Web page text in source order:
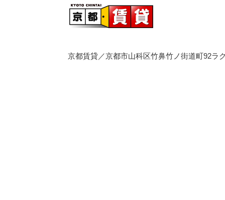
京都賃貸／京都市山科区竹鼻竹ノ街道町92ラ